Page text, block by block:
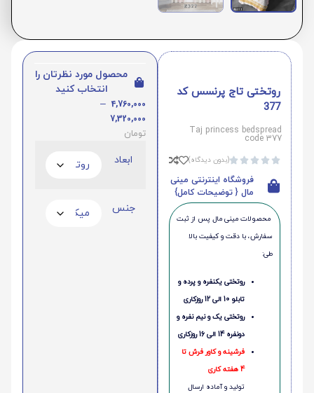
روتختی تاج پرنسس کد
377
Taj princess bedspread
code 377




(بدون دیدگاه)
فروشگاه اینترنتی مینی
مال { توضیحات کامل}
محصولات مینی‌ مال پس از ثبت
سفارش، با دقت و کیفیت بالا
طی:
روتختی یکنفره و پرده و
تابلو 10 الی 12 روزکاری
روتختی یک و نیم نفره و
دونفره 14 الی 16 روزکاری
فرشینه و کاور فرش تا
4 هفته کاری
تولید و آماده ارسال
محصول مورد نظرتان را
انتخاب کنید
4,760,000
–
7,320,000
تومان
ابعاد
جنس